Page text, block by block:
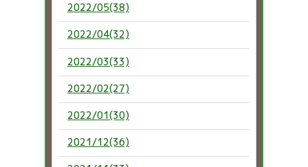
2022/05(38)
2022/04(32)
2022/03(33)
2022/02(27)
2022/01(30)
2021/12(36)